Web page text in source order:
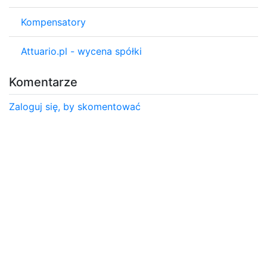
Kompensatory
Attuario.pl - wycena spółki
Komentarze
Zaloguj się, by skomentować